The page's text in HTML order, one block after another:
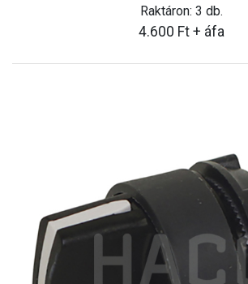
Raktáron: 3 db.
4.600 Ft + áfa